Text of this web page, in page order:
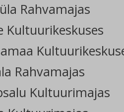
Rahvamajas
Kultuurikeskuses
Rahvamajas
Kultuurimajas